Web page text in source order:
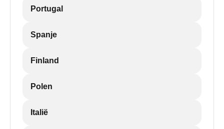
Portugal
Spanje
Finland
Polen
Italië